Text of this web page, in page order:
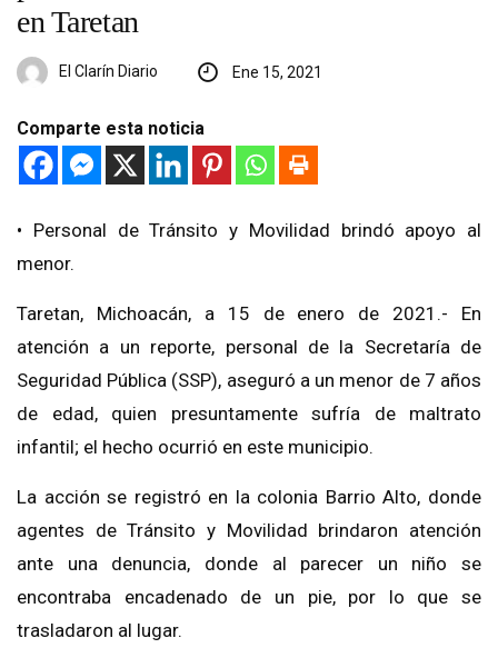
en Taretan
El Clarín Diario Ene 15, 2021
Comparte esta noticia
• Personal de Tránsito y Movilidad brindó apoyo al
menor.
Taretan, Michoacán, a 15 de enero de 2021.- En
atención a un reporte, personal de la Secretaría de
Seguridad Pública (SSP), aseguró a un menor de 7 años
de edad, quien presuntamente sufría de maltrato
infantil; el hecho ocurrió en este municipio.
La acción se registró en la colonia Barrio Alto, donde
agentes de Tránsito y Movilidad brindaron atención
ante una denuncia, donde al parecer un niño se
encontraba encadenado de un pie, por lo que se
trasladaron al lugar.